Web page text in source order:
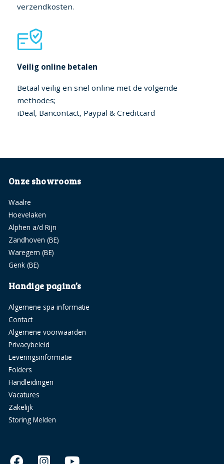
verzendkosten.
Veilig online betalen
Betaal veilig en snel online met de volgende
methodes;
iDeal, Bancontact, Paypal & Creditcard
Onze showrooms
Waalre
Hoevelaken
Alphen a/d Rijn
Zandhoven (BE)
Waregem (BE)
Genk (BE)
Handige pagina’s
Algemene spa informatie
Contact
Algemene voorwaarden
Privacybeleid
Leveringsinformatie
Folders
Handleidingen
Vacatures
Zakelijk
Storing Melden